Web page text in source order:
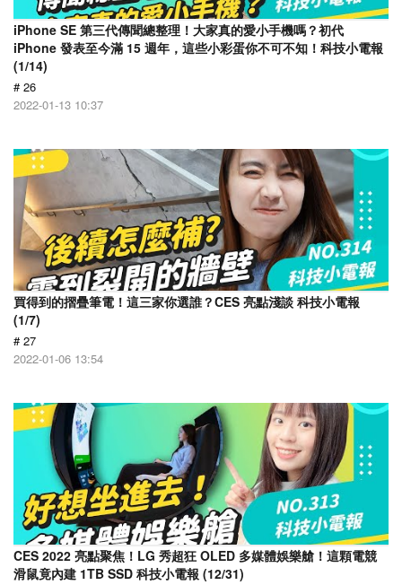
iPhone SE 第三代傳聞總整理！大家真的愛小手機嗎？初代
iPhone 發表至今滿 15 週年，這些小彩蛋你不可不知！科技小電報
(1/14)
# 26
2022-01-13 10:37
買得到的摺疊筆電！這三家你選誰？CES 亮點淺談 科技小電報
(1/7)
# 27
2022-01-06 13:54
CES 2022 亮點聚焦！LG 秀超狂 OLED 多媒體娛樂艙！這顆電競
滑鼠竟內建 1TB SSD 科技小電報 (12/31)